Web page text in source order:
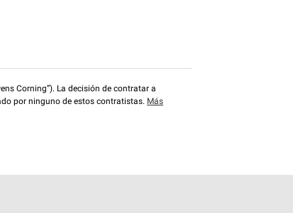
Corning”). La decisión de contratar a
por ninguno de estos contratistas. Más